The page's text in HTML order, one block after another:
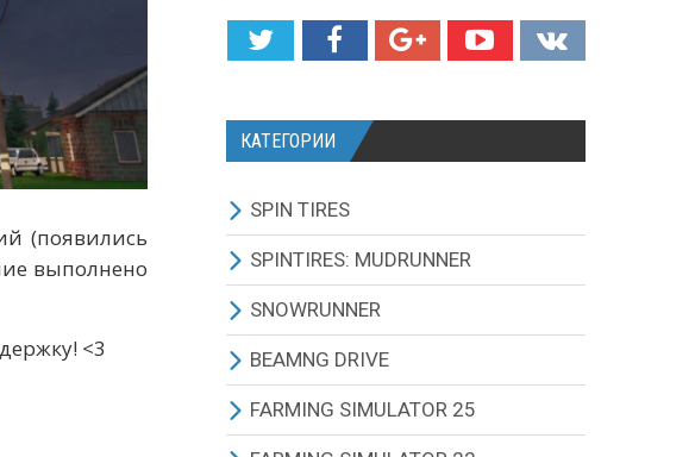
(появились
выполнено
<3
КАТЕГОРИИ
SPIN TIRES
СКАЧАТЬ ИГРУ
ВСЕ МОДЫ
ТЕХНИКА
КАРТЫ
SPINTIRES: MUDRUNNER
ВСЕ МОДЫ
ГРУЗОВИКИ
ВНЕДОРОЖНИКИ
SNOWRUNNER
ВСЕ МОДЫ
ГРУЗОВИКИ
BEAMNG DRIVE
BEAMNG DRIVE ИГРА И
ОБНОВЛЕНИЯ
FARMING SIMULATOR 25